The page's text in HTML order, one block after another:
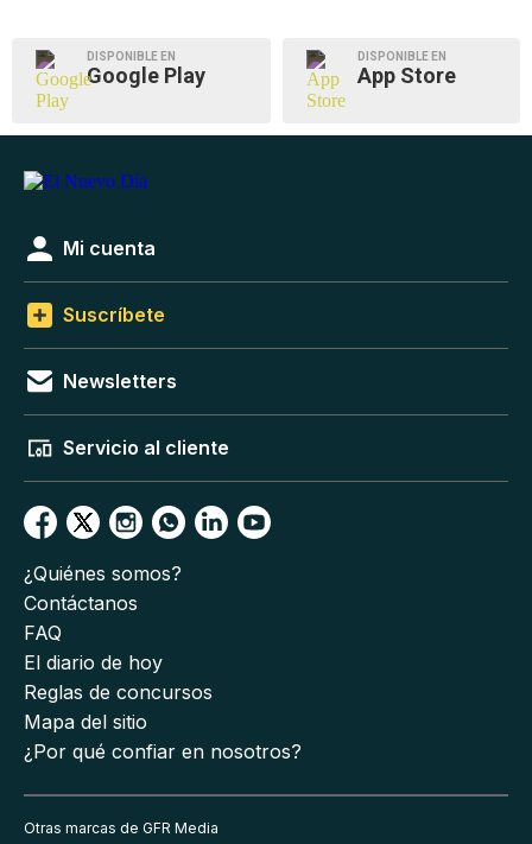
DISPONIBLE EN
Google Play
DISPONIBLE EN
App Store
Mi cuenta
Suscríbete
Newsletters
Servicio al cliente
¿Quiénes somos?
Contáctanos
FAQ
El diario de hoy
Reglas de concursos
Mapa del sitio
¿Por qué confiar en nosotros?
Otras marcas de GFR Media